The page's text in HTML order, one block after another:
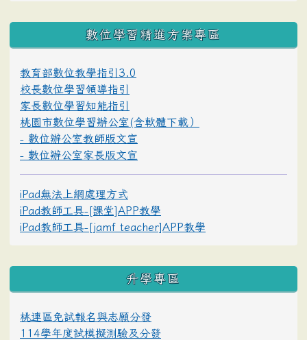
數位學習精進方案專區
教育部數位教學指引3.0
校長數位學習領導指引
家長數位學習知能指引
桃園市數位學習辦公室(含軟體下載）
- 數位辦公室教師版文宣
- 數位辦公室家長版文宣
iPad無法上網處理方式
iPad教師工具-[課堂]APP教學
iPad教師工具-[jamf teacher]APP教學
升學專區
桃連區免試報名與志願分發
114學年度試模擬測驗及分發